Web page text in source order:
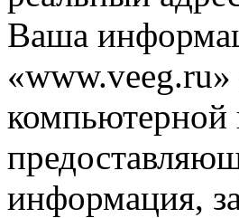
Ваша
«www.veeg.ru»
информация,